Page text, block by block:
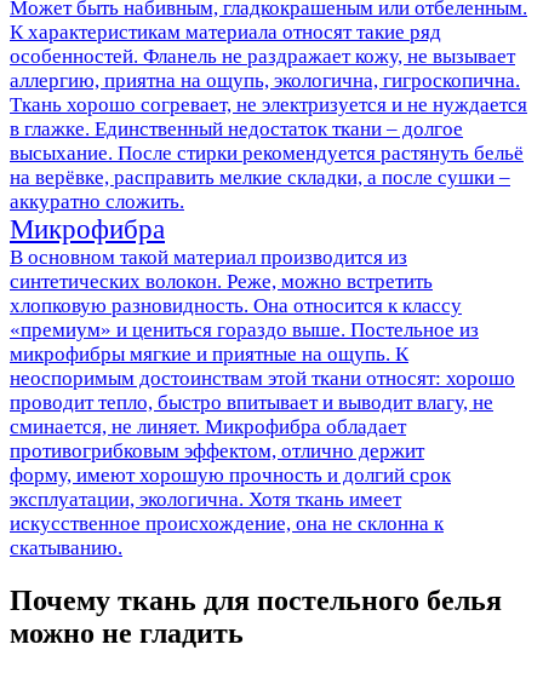
Может быть набивным, гладкокрашеным или отбеленным.
К характеристикам материала относят такие ряд
особенностей. Фланель не раздражает кожу, не вызывает
аллергию, приятна на ощупь, экологична, гигроскопична.
Ткань хорошо согревает, не электризуется и не нуждается
в глажке. Единственный недостаток ткани – долгое
высыхание. После стирки рекомендуется растянуть бельё
на верёвке, расправить мелкие складки, а после сушки –
аккуратно сложить.
Микрофибра
В основном такой материал производится из
синтетических волокон. Реже, можно встретить
хлопковую разновидность. Она относится к классу
«премиум» и цениться гораздо выше. Постельное из
микрофибры мягкие и приятные на ощупь. К
неоспоримым достоинствам этой ткани относят: хорошо
проводит тепло, быстро впитывает и выводит влагу, не
сминается, не линяет. Микрофибра обладает
противогрибковым эффектом, отлично держит
форму, имеют хорошую прочность и долгий срок
эксплуатации, экологична. Хотя ткань имеет
искусственное происхождение, она не склонна к
скатыванию.
Почему ткань для постельного белья
можно не гладить